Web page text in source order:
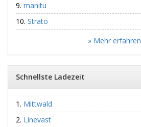
manitu
Strato
» Mehr erfahren
Schnellste Ladezeit
Mittwald
Linevast